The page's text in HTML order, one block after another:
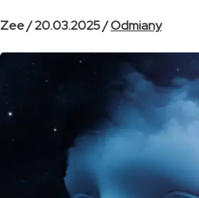
Zee / 20.03.2025 /Odmiany